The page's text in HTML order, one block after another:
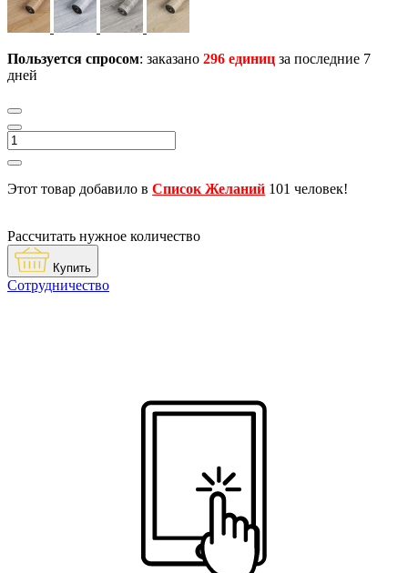
Пользуется спросом: заказано 296 единиц за последние 7
дней
Этот товар добавило в Список Желаний 101 человек!
Рассчитать нужное количество
Купить
Сотрудничество